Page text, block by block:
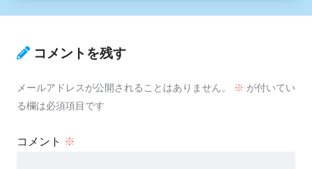
コメントを残す
メールアドレスが公開されることはありません。 ※ が付いてい
る欄は必須項目です
コメント ※